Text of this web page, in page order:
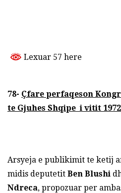
Lexuar 57 here
78- Çfare perfaqeson
te Gjuhes Shqipe i vitit
Arsyeja e publikimit te ketij
midis deputetit Ben Blushi
Ndreca, propozuar per